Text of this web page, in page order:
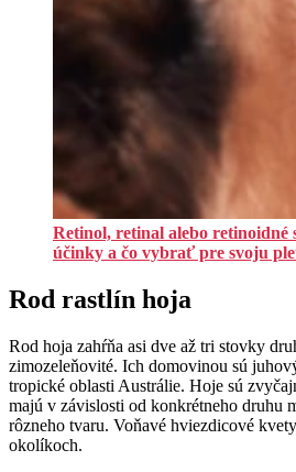
Retinol, retinal alebo retinoidné
účinky a čo vybrať pre svoju
Rod rastlín hoja
Rod hoja zahŕňa asi dve až tri stovky
zimozeleňovité. Ich domovinou sú
tropické oblasti Austrálie. Hoje sú
majú v závislosti od konkrétneho druhu
rôzneho tvaru. Voňavé hviezdicové
okolíkoch.